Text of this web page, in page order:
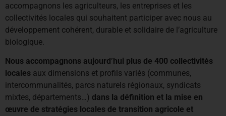
accompagnons les agriculteurs, les entreprises et les
collectivités locales qui souhaitent participer avec nous au
développement cohérent, durable et solidaire de l’agriculture
biologique.
Nous accompagnons aujourd’hui plus de 400 collectivités
locales aux dimensions et profils variés (communes,
intercommunalités, parcs naturels régionaux, syndicats
mixtes, départements…) dans la définition et la mise en
œuvre de stratégies locales de transition agricole et